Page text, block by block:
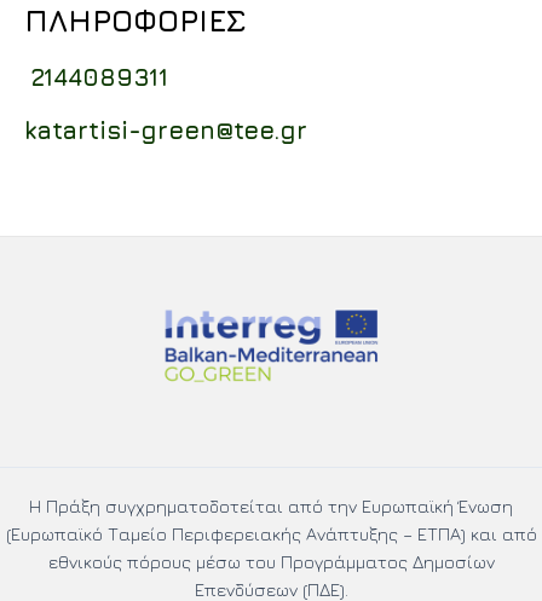
ΠΛΗΡΟΦΟΡΙΕΣ
2144089311
katartisi-green@tee.gr
Η Πράξη συγχρηματοδοτείται από την Ευρωπαϊκή Ένωση
(Ευρωπαϊκό Ταμείο Περιφερειακής Ανάπτυξης – ΕΤΠΑ) και από
εθνικούς πόρους μέσω του Προγράμματος Δημοσίων
Επενδύσεων (ΠΔΕ).